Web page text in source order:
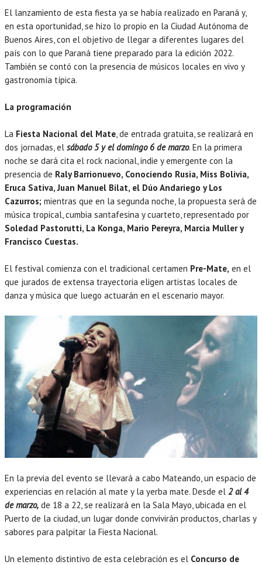
El lanzamiento de esta fiesta ya se había realizado en Paraná y,
en esta oportunidad, se hizo lo propio en la Ciudad Autónoma de
Buenos Aires, con el objetivo de llegar a diferentes lugares del
país con lo que Paraná tiene preparado para la edición 2022.
También se contó con la presencia de músicos locales en vivo y
gastronomía típica.
La programación
La Fiesta Nacional del Mate, de entrada gratuita, se realizará en
dos jornadas, el sábado 5 y el domingo 6 de marzo. En la primera
noche se dará cita el rock nacional, indie y emergente con la
presencia de Raly Barrionuevo, Conociendo Rusia, Miss Bolivia,
Eruca Sativa, Juan Manuel Bilat, el Dúo Andariego y Los
Cazurros; mientras que en la segunda noche, la propuesta será de
música tropical, cumbia santafesina y cuarteto, representado por
Soledad Pastorutti, La Konga, Mario Pereyra, Marcia Muller y
Francisco Cuestas.
El festival comienza con el tradicional certamen Pre-Mate, en el
que jurados de extensa trayectoria eligen artistas locales de
danza y música que luego actuarán en el escenario mayor.
En la previa del evento se llevará a cabo Mateando, un espacio de
experiencias en relación al mate y la yerba mate. Desde el 2 al 4
de marzo, de 18 a 22, se realizará en la Sala Mayo, ubicada en el
Puerto de la ciudad, un lugar donde convivirán productos, charlas y
sabores para palpitar la Fiesta Nacional.
Un elemento distintivo de esta celebración es el Concurso de